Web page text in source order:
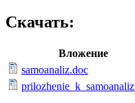
Скачать:
Вложение
samoanaliz.doc